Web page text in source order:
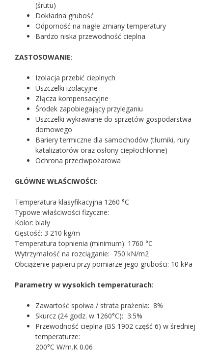
(śrutu)
Dokładna grubość
Odporność na nagłe zmiany temperatury
Bardzo niska przewodność cieplna
ZASTOSOWANIE:
Izolacja przebić cieplnych
Uszczelki izolacyjne
Złącza kompensacyjne
Środek zapobiegający przyleganiu
Uszczelki wykrawane do sprzętów gospodarstwa
domowego
Bariery termiczne dla samochodów (tłumiki, rury
katalizatorów oraz osłony ciepłochłonne)
Ochrona przeciwpożarowa
GŁÓWNE WŁAŚCIWOŚCI:
Temperatura klasyfikacyjna 1260 °C
Typowe właściwości fizyczne:
Kolor: biały
Gęstość: 3 210 kg/m
Temperatura topnienia (minimum): 1760 °C
Wytrzymałość na rozciąganie: 750 kN/m2
Obciążenie papieru przy pomiarze jego grubości: 10 kPa
Parametry w wysokich temperaturach:
Zawartość spoiwa / strata prażenia: 8%
Skurcz (24 godz. w 1260°C): 3.5%
Przewodność cieplna (BS 1902 część 6) w średniej
temperaturze:
200°C W/m.K 0.06